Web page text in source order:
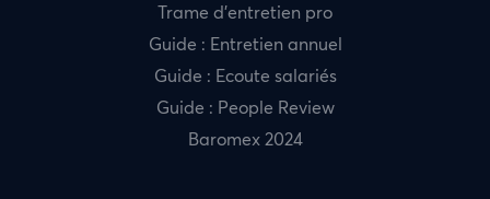
Trame d’entretien pro
Guide : Entretien annuel
Guide : Ecoute salariés
Guide : People Review
Baromex 2024